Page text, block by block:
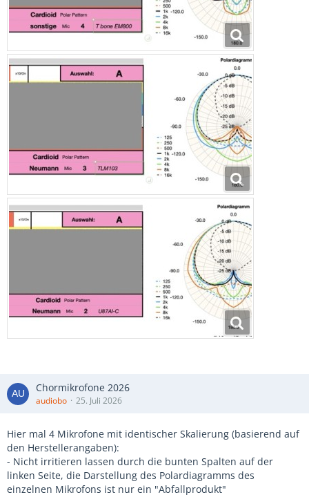
Chormikrofone 2026
audiobo 25. Juli 2026
Hier mal 4 Mikrofone mit identischer Skalierung (basierend auf
den Herstellerangaben):
- Nicht irritieren lassen durch die bunten Spalten auf der
linken Seite, die Darstellung des Polardiagramms des
einzelnen Mikrofons ist nur ein "Abfallprodukt"